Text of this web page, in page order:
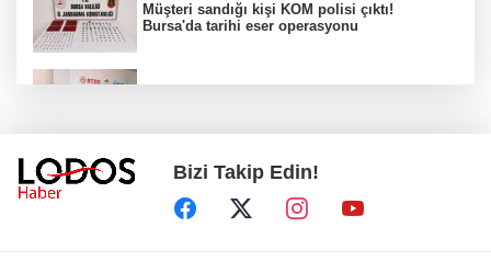
Müşteri sandığı kişi KOM polisi çıktı!
Bursa'da tarihi eser operasyonu
Yıldırım Belediyesi'nden uluslararası
geleceğe taşınacak!
Bizi Takip Edin!